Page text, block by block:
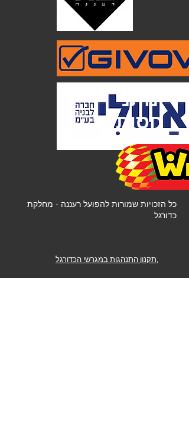
נותני
חסות
כל הזכויות שמורות להפועל רעננה - מחלקת
כדורגל
,תקנון התנהגות במגרשי הכדורגל